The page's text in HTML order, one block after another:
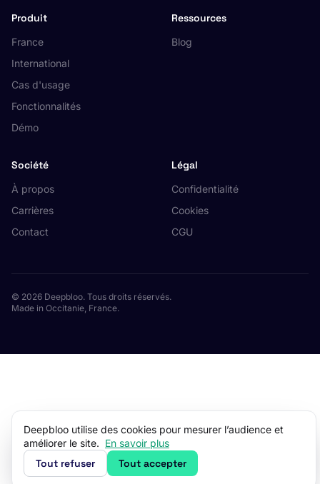
Produit
France
International
Cas d'usage
Fonctionnalités
Démo
Ressources
Blog
Société
À propos
Carrières
Contact
Légal
Confidentialité
Cookies
CGU
© 2026 Deepbloo. Tous droits réservés.
Made in Occitanie, France.
Deepbloo utilise des cookies pour mesurer l’audience et
améliorer le site. En savoir plus
Tout refuser Tout accepter